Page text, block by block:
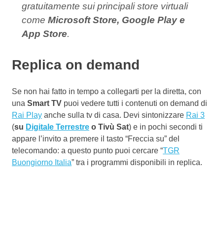
gratuitamente sui principali store virtuali
come Microsoft Store, Google Play e
App Store.
Replica on demand
Se non hai fatto in tempo a collegarti per la diretta, con
una Smart TV puoi vedere tutti i contenuti on demand di
Rai Play anche sulla tv di casa. Devi sintonizzare Rai 3
(su Digitale Terrestre o Tivù Sat) e in pochi secondi ti
appare l’invito a premere il tasto “Freccia su” del
telecomando: a questo punto puoi cercare “TGR
Buongiorno Italia” tra i programmi disponibili in replica.